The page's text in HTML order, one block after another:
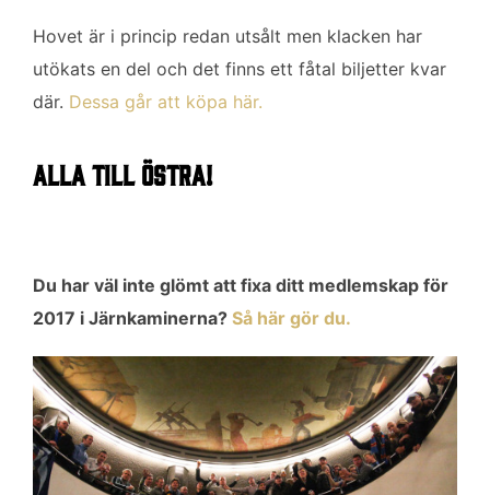
Hovet är i princip redan utsålt men klacken har
utökats en del och det finns ett fåtal biljetter kvar
där. Dessa går att köpa här.
ALLA TILL ÖSTRA!
Du har väl inte glömt att fixa ditt medlemskap för
2017 i Järnkaminerna? Så här gör du.